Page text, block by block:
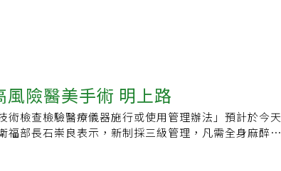
險醫美手術 明上路
術檢查檢驗醫療儀器施行或使用管理辦法」預計於今天
福部長石崇良表示，新制採三級管理，凡需全身麻醉的